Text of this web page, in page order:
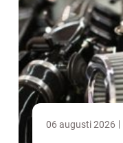
06 augusti 2026